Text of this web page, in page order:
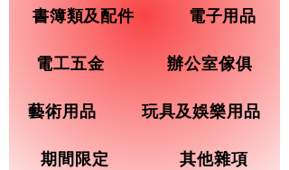
書簿類及配件 電子用品
電工五金 辦公室傢俱
藝術用品 玩具及娛樂用品
期間限定 其他雜項